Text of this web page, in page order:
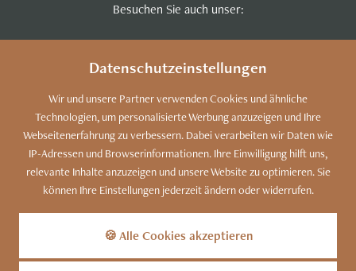
Datenschutzeinstellungen
Wir und unsere Partner verwenden Cookies und ähnliche
Technologien, um personalisierte Werbung anzuzeigen und Ihre
Webseitenerfahrung zu verbessern. Dabei verarbeiten wir Daten wie
IP-Adressen und Browserinformationen. Ihre Einwilligung hilft uns,
relevante Inhalte anzuzeigen und unsere Website zu optimieren. Sie
können Ihre Einstellungen jederzeit ändern oder widerrufen.
🍪 Alle Cookies akzeptieren
Zu den Luxus-Chalets
Besuchen Sie auch unser:
DATENSCHUTZ
Dieser Inhalt ist nur
sichtbar wenn Sie Cookies
akzeptieren.
AKZEPTIEREN